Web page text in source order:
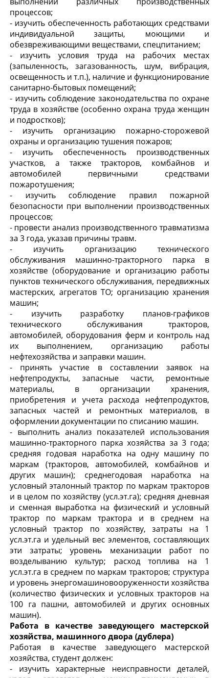
процессов;
- изучить обеспеченность работающих средствами
индивидуальной защиты, моющими и
обезвреживающими веществами, спецпитанием;
- изучить условия труда на рабочих местах
(запыленность, загазованность, шум, вибрация,
освещенность и т.п.), наличие и функционирование
санитарно-бытовых помещений;
- изучить соблюдение законодательства по охране
труда в хозяйстве (особенно охрана труда женщин
и подростков);
- изучить организацию пожарно-сторожевой
охраны и организацию тушения пожаров;
- изучить обеспеченность производственных
участков, а также тракторов, комбайнов и
автомобилей первичными средствами
пожаротушения;
- изучить соблюдение правил пожарной
безопасности при выполнении производственных
процессов;
- провести анализ производственного травматизма
за 3 года, указав причины травм.
- изучить организацию технического
обслуживания машинно-тракторного парка в
хозяйстве (оборудование и организацию работы
пунктов технического обслуживания, передвижных
мастерских, агрегатов ТО; организацию хранения
машин;
- изучить разработку планов-графиков
технического обслуживания тракторов,
автомобилей, оборудования ферм и контроль над
их выполнением, организацию работы
нефтехозяйства и заправки машин.
- принять участие в составлении заявок на
нефтепродукты, запасные части, ремонтные
материалы, в организации хранения,
приобретения и учета расхода нефтепродуктов,
запасных частей и ремонтных материалов, в
оформлении документации по списанию машин.
- выполнить анализ показателей использования
машинно-тракторного парка хозяйства за 3 года;
средняя годовая наработка на одну машину по
маркам (тракторов, автомобилей, комбайнов и
других машин); среднегодовая наработка на
условный эталонный трактор по маркам тракторов
и в целом по хозяйству (усл.эт.га); средняя дневная
и сменная выработка на физический и условный
трактор по маркам трактора и в среднем на
условный трактор по хозяйству, затраты на 1
усл.эт.га и удельный вес элементов, составляющих
эти затраты; уровень механизации работ по
возделыванию культур; расход топлива на 1
усл.эт.га в среднем по маркам тракторов; структура
и уровень энергомашиновооруженности хозяйства
(количество физических и условных тракторов на
100 га пашни, автомобилей и других основных
машин).
Работа в качестве заведующего мастерской
хозяйства, машинного двора (дублера)
Работая в качестве заведующего мастерской
хозяйства, студент должен:
- изучить характерные неисправности деталей,